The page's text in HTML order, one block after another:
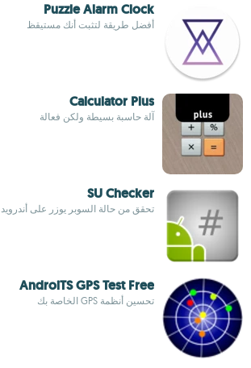
Puzzle Alarm Clock
أفضل طريقة لتثبت أنك مستيقظ
Calculator Plus
آلة حاسبة بسيطة ولكن فعالة
SU Checker
تحقق من حالة السوبر يوزر على أندرويد
AndroiTS GPS Test Free
تحسين أنظمة GPS الخاصة بك